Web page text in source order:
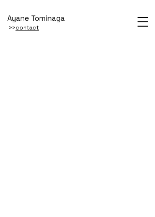
Ayane Tominaga
>>contact